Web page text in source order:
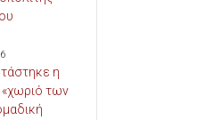
η
των